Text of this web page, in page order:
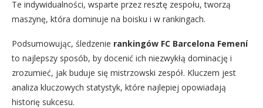
Te indywidualności, wsparte przez resztę zespołu, tworzą
maszynę, która dominuje na boisku i w rankingach.
Podsumowując, śledzenie rankingów FC Barcelona Femení
to najlepszy sposób, by docenić ich niezwykłą dominację i
zrozumieć, jak buduje się mistrzowski zespół. Kluczem jest
analiza kluczowych statystyk, które najlepiej opowiadają
historię sukcesu.